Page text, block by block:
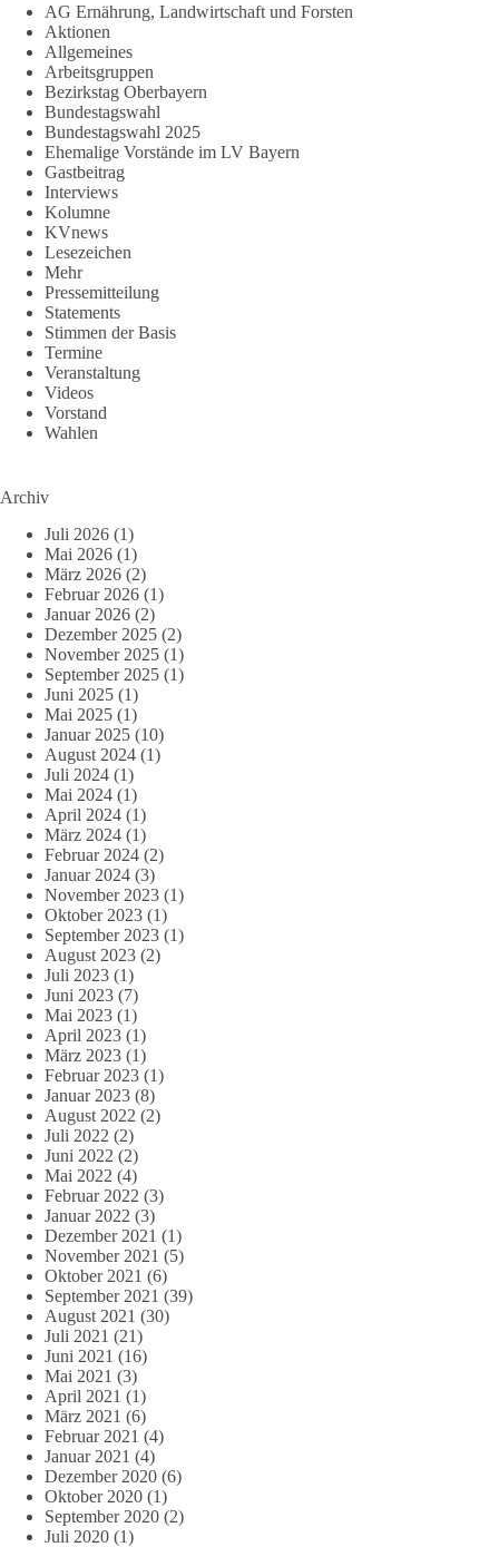
AG Ernährung, Landwirtschaft und Forsten
Aktionen
Allgemeines
Arbeitsgruppen
Bezirkstag Oberbayern
Bundestagswahl
Bundestagswahl 2025
Ehemalige Vorstände im LV Bayern
Gastbeitrag
Interviews
Kolumne
KVnews
Lesezeichen
Mehr
Pressemitteilung
Statements
Stimmen der Basis
Termine
Veranstaltung
Videos
Vorstand
Wahlen
Archiv
Juli 2026 (1)
Mai 2026 (1)
März 2026 (2)
Februar 2026 (1)
Januar 2026 (2)
Dezember 2025 (2)
November 2025 (1)
September 2025 (1)
Juni 2025 (1)
Mai 2025 (1)
Januar 2025 (10)
August 2024 (1)
Juli 2024 (1)
Mai 2024 (1)
April 2024 (1)
März 2024 (1)
Februar 2024 (2)
Januar 2024 (3)
November 2023 (1)
Oktober 2023 (1)
September 2023 (1)
August 2023 (2)
Juli 2023 (1)
Juni 2023 (7)
Mai 2023 (1)
April 2023 (1)
März 2023 (1)
Februar 2023 (1)
Januar 2023 (8)
August 2022 (2)
Juli 2022 (2)
Juni 2022 (2)
Mai 2022 (4)
Februar 2022 (3)
Januar 2022 (3)
Dezember 2021 (1)
November 2021 (5)
Oktober 2021 (6)
September 2021 (39)
August 2021 (30)
Juli 2021 (21)
Juni 2021 (16)
Mai 2021 (3)
April 2021 (1)
März 2021 (6)
Februar 2021 (4)
Januar 2021 (4)
Dezember 2020 (6)
Oktober 2020 (1)
September 2020 (2)
Juli 2020 (1)